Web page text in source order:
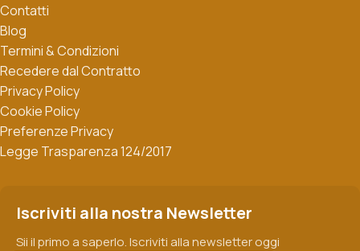
Contatti
Blog
Termini & Condizioni
Recedere dal Contratto
Privacy Policy
Cookie Policy
Preferenze Privacy
Legge Trasparenza 124/2017
Iscriviti alla nostra Newsletter
Sii il primo a saperlo. Iscriviti alla newsletter oggi